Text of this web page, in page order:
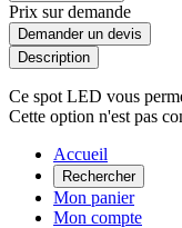
Prix sur demande
Demander un devis
Description
Ce spot LED vous
Cette option n'est pas
Accueil
Rechercher
Mon panier
Mon compte